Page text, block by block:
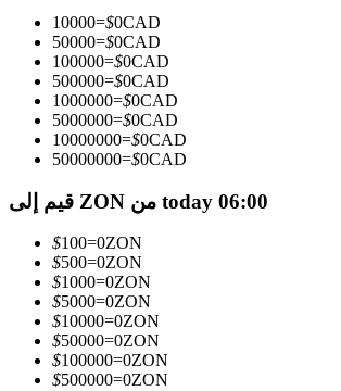
بتقاسم الأرباح وعمولات نسخ التداول
10000=$0CAD
50000=$0CAD
100000=$0CAD
500000=$0CAD
1000000=$0CAD
5000000=$0CAD
10000000=$0CAD
50000000=$0CAD
قيم إلى ZON من today 06:00
$100=0ZON
$500=0ZON
$1000=0ZON
$5000=0ZON
$10000=0ZON
$50000=0ZON
$100000=0ZON
$500000=0ZON